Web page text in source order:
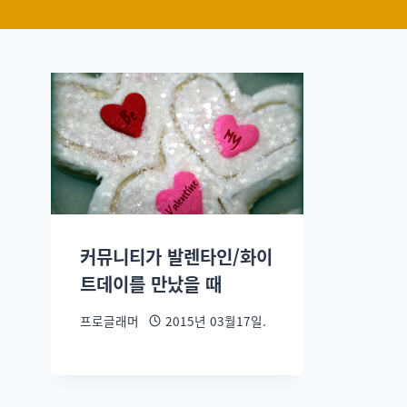
커뮤니티가 발렌타인/화이
트데이를 만났을 때
프로글래머 2015년 03월17일.